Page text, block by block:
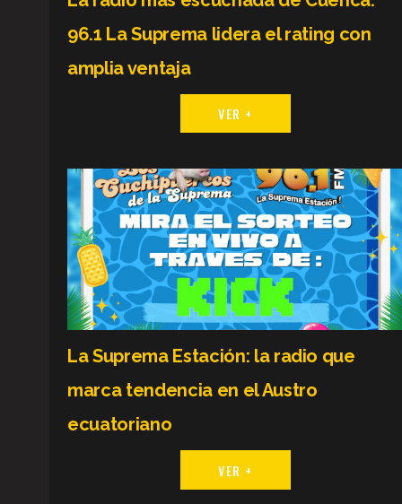
96.1 La Suprema lidera el rating con
amplia ventaja
VER +
La Suprema Estación: la radio que
marca tendencia en el Austro
ecuatoriano
VER +